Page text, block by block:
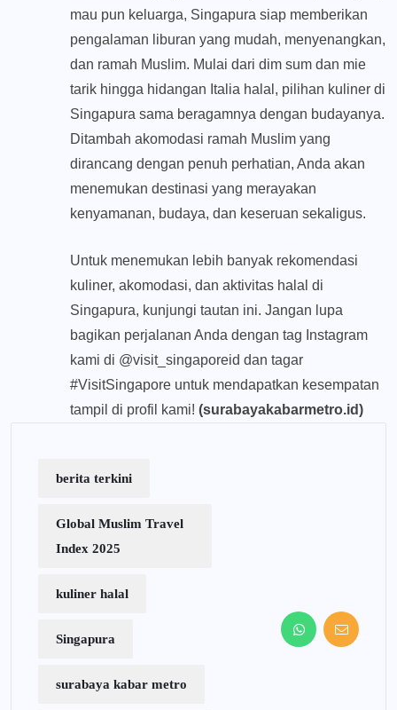
mau pun keluarga, Singapura siap memberikan
pengalaman liburan yang mudah, menyenangkan,
dan ramah Muslim. Mulai dari dim sum dan mie
tarik hingga hidangan Italia halal, pilihan kuliner di
Singapura sama beragamnya dengan budayanya.
Ditambah akomodasi ramah Muslim yang
dirancang dengan penuh perhatian, Anda akan
menemukan destinasi yang merayakan
kenyamanan, budaya, dan keseruan sekaligus.
Untuk menemukan lebih banyak rekomendasi
kuliner, akomodasi, dan aktivitas halal di
Singapura, kunjungi tautan ini. Jangan lupa
bagikan perjalanan Anda dengan tag Instagram
kami di @visit_singaporeid dan tagar
#VisitSingapore untuk mendapatkan kesempatan
tampil di profil kami! (surabayakabarmetro.id)
berita terkini
Global Muslim Travel
Index 2025
kuliner halal
Singapura
surabaya kabar metro